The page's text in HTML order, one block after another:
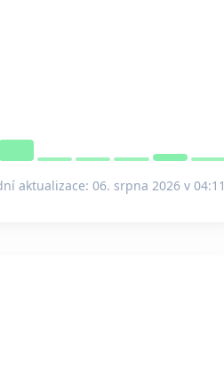
aktualizace: 06. srpna 2026 v 04:11